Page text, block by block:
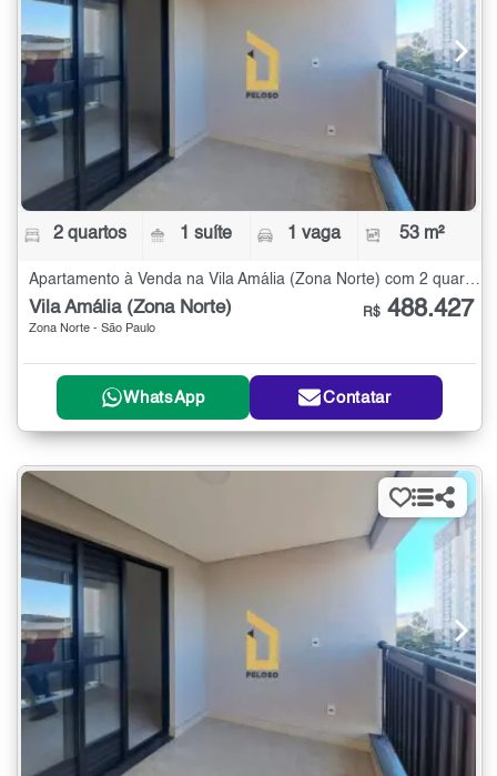
2 quartos 1 suíte 1 vaga 53 m²
Apartamento à Venda na Vila Amália (Zona Norte) com 2 quartos - 53 m²
Vila Amália (Zona Norte)
Zona Norte - São Paulo
R$ 488.427
WhatsApp Contatar